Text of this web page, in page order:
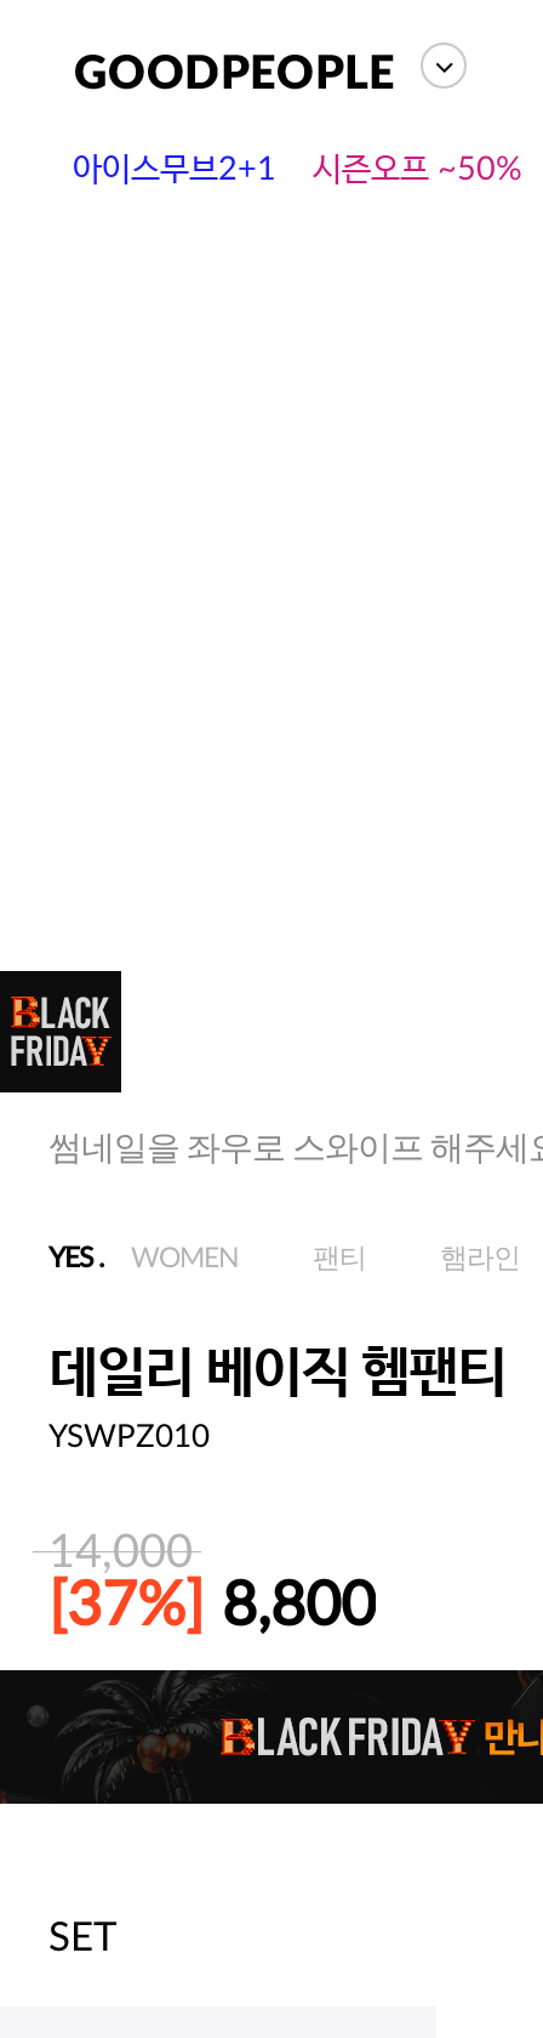
아이스무브2+1 시즌오프 ~50%
썸네일을 좌우로 스와이프 해주세
YES. WOMEN 팬티 햄라인
데일리 베이직 헴팬티
YSWPZ010
14,000
[37%] 8,800
주말특가 20%(8.7~8.9)/5만원 이
[썸머블프] 2만원 할인 쿠폰(8.1~31)
SET
상세정보 사이즈 상품평(